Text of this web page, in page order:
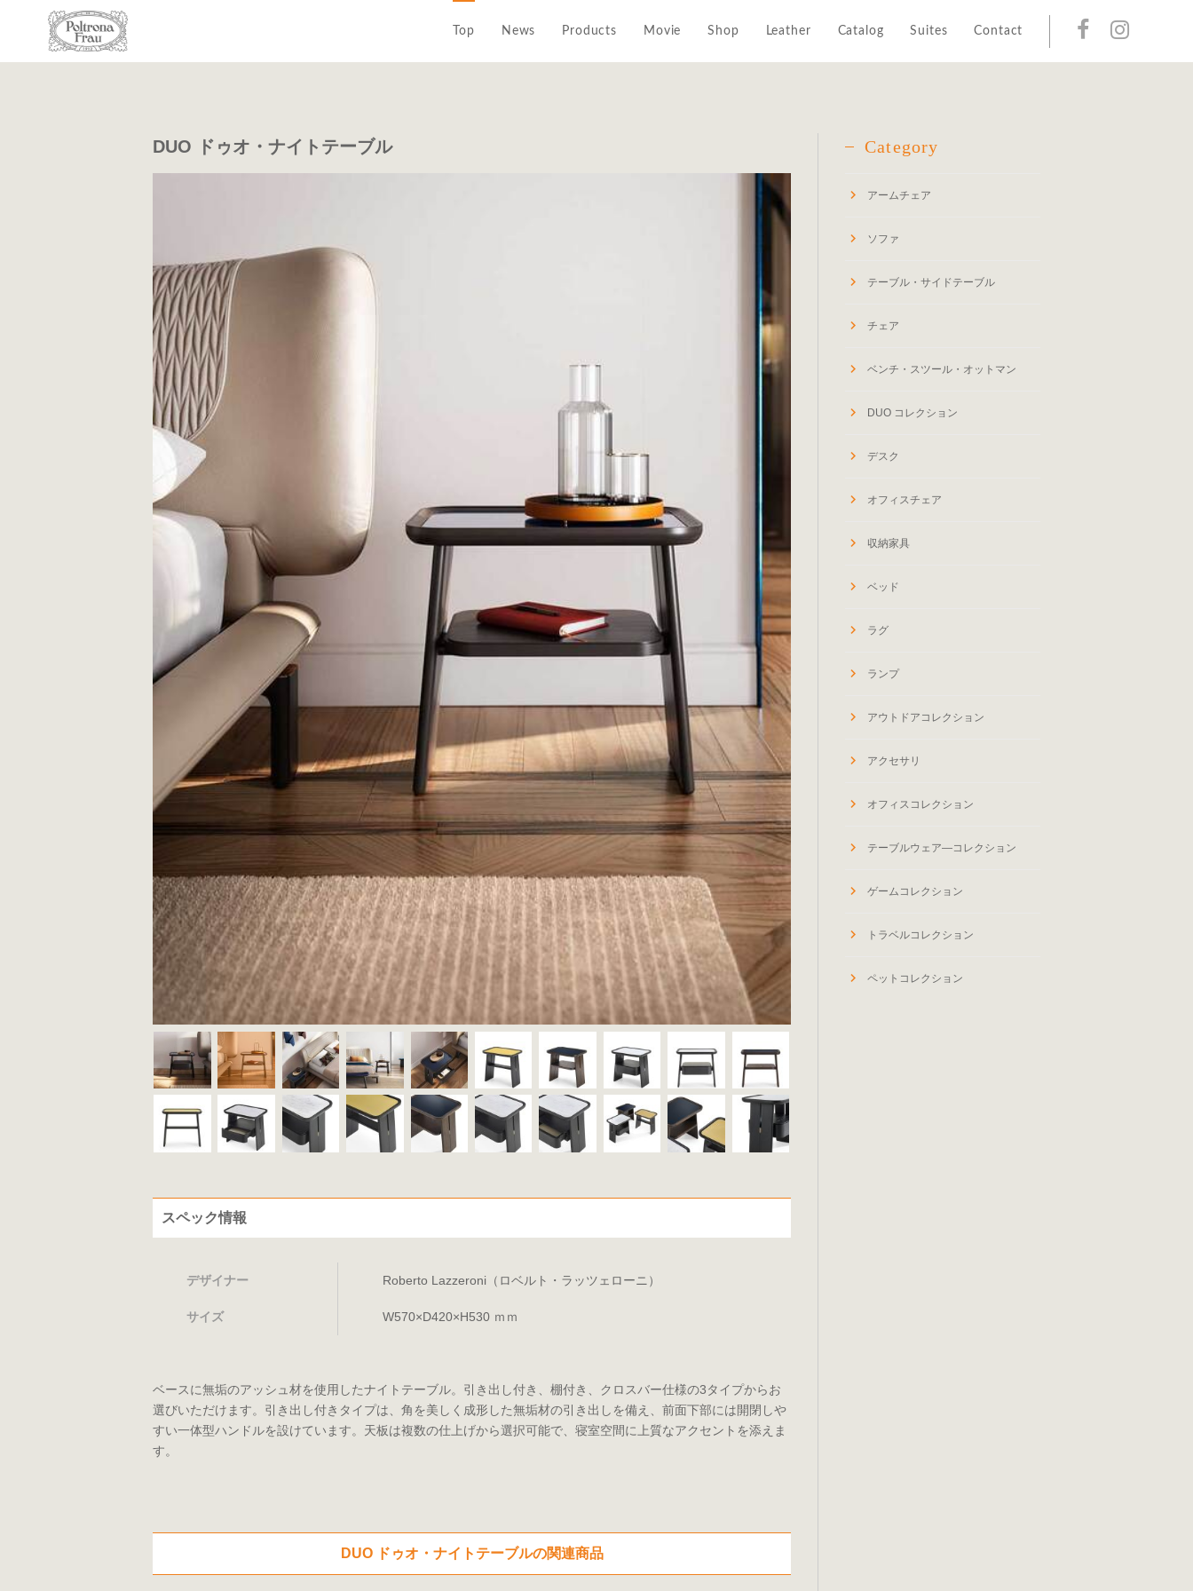
Top News Products Movie Shop Leather Catalog Suites Contact
DUO ドゥオ・ナイトテーブル
スペック情報
デザイナー Roberto Lazzeroni（ロベルト・ラッツェローニ）
サイズ W570×D420×H530 ｍｍ
ベースに無垢のアッシュ材を使用したナイトテーブル。引き出し付き、棚付き、クロスバー仕様の3タイプからお
選びいただけます。引き出し付きタイプは、角を美しく成形した無垢材の引き出しを備え、前面下部には開閉しや
すい一体型ハンドルを設けています。天板は複数の仕上げから選択可能で、寝室空間に上質なアクセントを添えま
す。
DUO ドゥオ・ナイトテーブルの関連商品
Category
アームチェア
ソファ
テーブル・サイドテーブル
チェア
ベンチ・スツール・オットマン
DUO コレクション
デスク
オフィスチェア
収納家具
ベッド
ラグ
ランプ
アウトドアコレクション
アクセサリ
オフィスコレクション
テーブルウェア―コレクション
ゲームコレクション
トラベルコレクション
ペットコレクション